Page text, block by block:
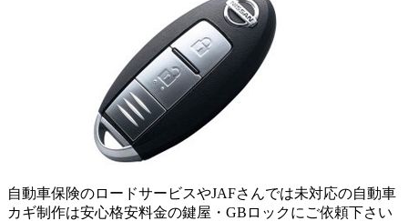
自動車保険のロードサービスやJAFさんでは未対応の自動車
カギ制作は安心格安料金の鍵屋・GBロックにご依頼下さい